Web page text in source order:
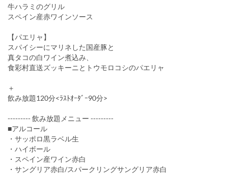
牛ハラミのグリル
スペイン産赤ワインソース
【パエリャ】
スパイシーにマリネした国産豚と
真タコの白ワイン煮込み、
食彩村直送ズッキーニとトウモロコシのパエリャ
＋
飲み放題120分<ﾗｽﾄｵｰﾀﾞｰ90分>
--------- 飲み放題メニュー ---------
■アルコール
・サッポロ黒ラベル生
・ハイボール
・スペイン産ワイン赤白
・サングリア赤白/スパークリングサングリア赤白